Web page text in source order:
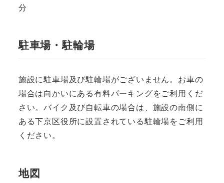
分
駐車場・駐輪場
施設に駐車場及び駐輪場がございません。お車の
場合は向かいにある有料パーキングをご利用くだ
さい。バイク及び自転車の場合は、施設の南側に
ある下京区役所に設置されている駐輪場をご利用
ください。
地図